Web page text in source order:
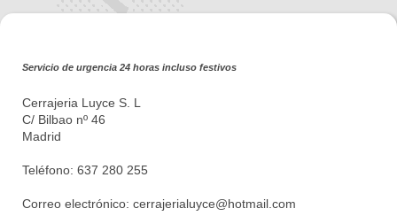
Servicio de urgencia 24 horas incluso festivos
Cerrajeria Luyce S. L
C/ Bilbao nº 46
Madrid
Teléfono: 637 280 255
Correo electrónico: cerrajerialuyce@hotmail.com